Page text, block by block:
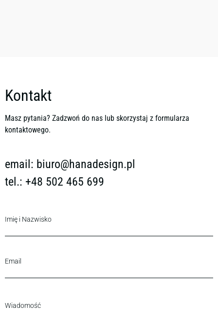
Kontakt
Masz pytania? Zadzwoń do nas lub skorzystaj z formularza
kontaktowego.
email: biuro@hanadesign.pl
tel.: +48 502 465 699